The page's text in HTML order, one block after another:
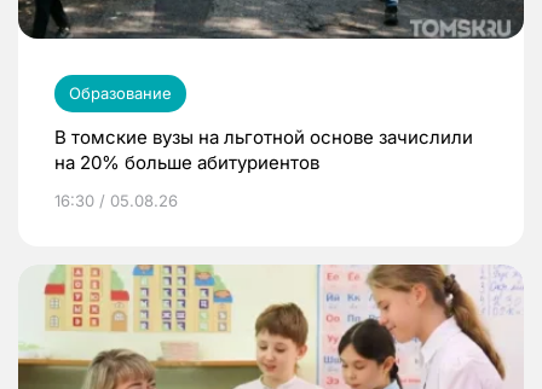
Образование
В томские вузы на льготной основе зачислили
на 20% больше абитуриентов
16:30 / 05.08.26